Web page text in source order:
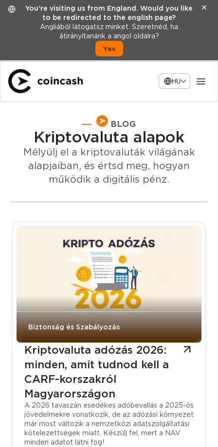
You're visiting us from England. Would you like
to be redirected to the english page?
Angliából látogatsz minket. Szeretnéd, ha
átirányítanánk a angol oldalra?
Yes
✕
HU
BLOG
Kriptovaluta alapok
Mélyülj el a kriptovaluták világának
alapjaiban, és értsd meg, hogyan
működik a digitális pénz.
Biztonság és Szabályozás
Kriptovaluta adózás 2026:
minden, amit tudnod kell a
CARF-korszakról
Magyarországon
A 2026 tavaszán esedékes adóbevallás a 2025-ös
jövedelmekre vonatkozik, de az adózási környezet
már most változik a nemzetközi adatszolgáltatási
kötelezettségek miatt. Készülj fel, mert a NAV
minden adatot látni fog!